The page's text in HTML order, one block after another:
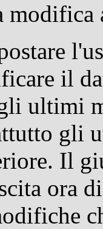
modifica
il
ultimi
gli
Il
ora